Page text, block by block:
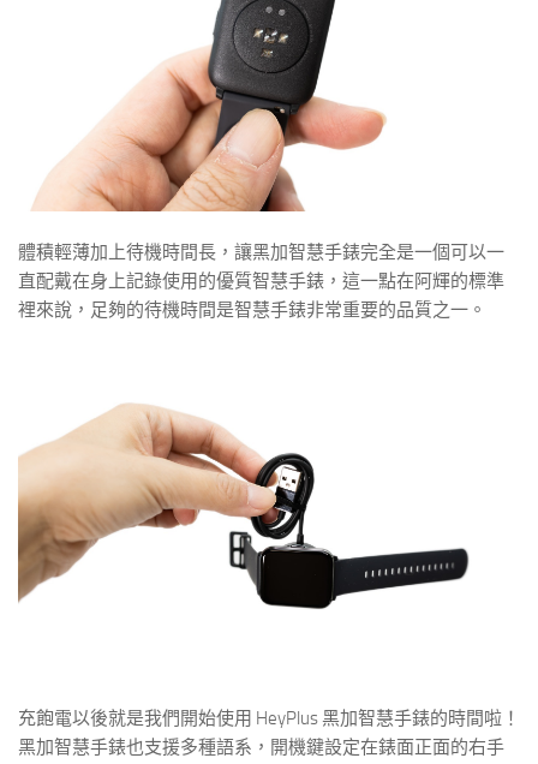
體積輕薄加上待機時間長，讓黑加智慧手錶完全是一個可以一
直配戴在身上記錄使用的優質智慧手錶，這一點在阿輝的標準
裡來說，足夠的待機時間是智慧手錶非常重要的品質之一。
充飽電以後就是我們開始使用 HeyPlus 黑加智慧手錶的時間啦！
黑加智慧手錶也支援多種語系，開機鍵設定在錶面正面的右手